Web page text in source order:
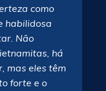
como
habilidosa
Não
há
mas eles têm
forte e o